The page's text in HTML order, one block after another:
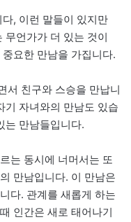
, 이런 말들이 있지만
무언가가 더 있는 것이
요한 만남을 가집니다.
서 친구와 스승을 만납니
기 자녀와의 만남도 있습
는 만남들입니다.
는 동시에 너머서는 또
만남입니다. 이 만남은
다. 관계를 새롭게 하는
인간은 새로 태어나기